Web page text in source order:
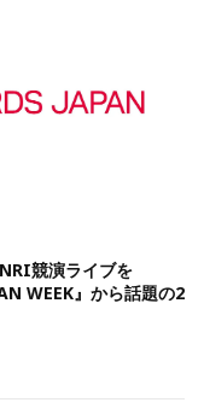
競演ライブを
WEEK』から話題の2